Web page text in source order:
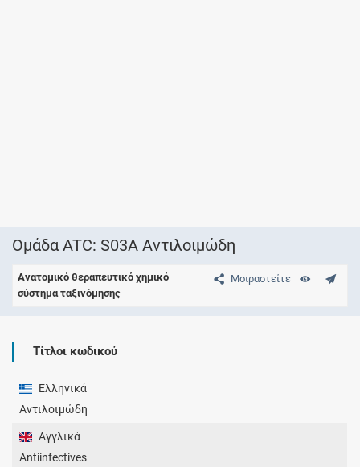
Ομάδα ATC: S03A Αντιλοιμώδη
Μοιραστείτε
Ανατομικό θεραπευτικό χημικό
σύστημα ταξινόμησης
Τίτλοι κωδικού
Ελληνικά
Αντιλοιμώδη
Αγγλικά
Antiinfectives